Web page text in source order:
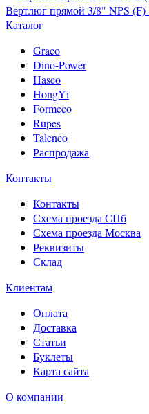
Вертлюг прямой 3/8" NPS
Каталог
Graco
Dino-Power
Hasco
HongYi
Formeco
Rupes
Talenco
Распродажа
Контакты
Контакты
Схема проезда СПб
Схема проезда Москва
Реквизиты
Склад
Клиентам
Оплата
Доставка
Статьи
Буклеты
Карта сайта
О компании